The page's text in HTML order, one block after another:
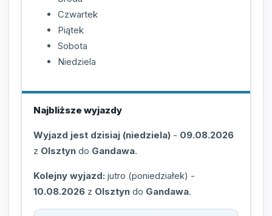
Czwartek
Piątek
Sobota
Niedziela
Najbliższe wyjazdy
Wyjazd jest dzisiaj (niedziela) - 09.08.2026
z Olsztyn do Gandawa.
Kolejny wyjazd: jutro (poniedziałek) -
10.08.2026 z Olsztyn do Gandawa.